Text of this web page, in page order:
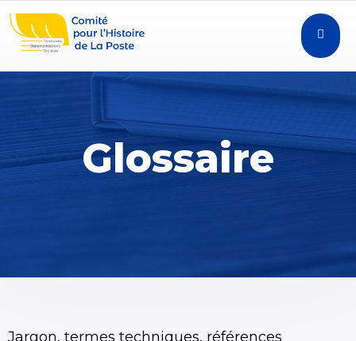
Glossaire
Jargon, termes techniques, références